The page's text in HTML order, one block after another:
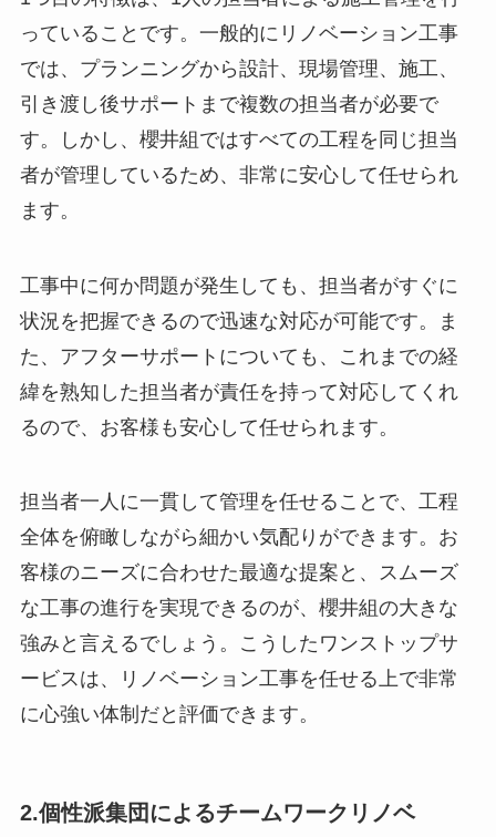
っていることです。一般的にリノベーション工事
では、プランニングから設計、現場管理、施工、
引き渡し後サポートまで複数の担当者が必要で
す。しかし、櫻井組ではすべての工程を同じ担当
者が管理しているため、非常に安心して任せられ
ます。
工事中に何か問題が発生しても、担当者がすぐに
状況を把握できるので迅速な対応が可能です。ま
た、アフターサポートについても、これまでの経
緯を熟知した担当者が責任を持って対応してくれ
るので、お客様も安心して任せられます。
担当者一人に一貫して管理を任せることで、工程
全体を俯瞰しながら細かい気配りができます。お
客様のニーズに合わせた最適な提案と、スムーズ
な工事の進行を実現できるのが、櫻井組の大きな
強みと言えるでしょう。こうしたワンストップサ
ービスは、リノベーション工事を任せる上で非常
に心強い体制だと評価できます。
2.個性派集団によるチームワークリノベ